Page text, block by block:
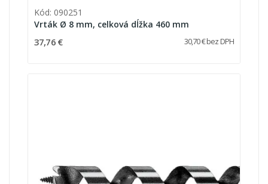
Kód: 090251
Vrták Ø 8 mm, celková dĺžka 460 mm
37,76 € 30,70 € bez DPH